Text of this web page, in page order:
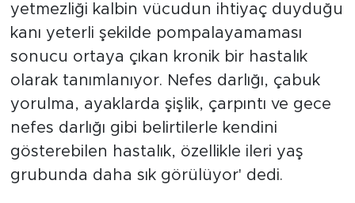
yetmezliği kalbin vücudun ihtiyaç duyduğu
kanı yeterli şekilde pompalayamaması
sonucu ortaya çıkan kronik bir hastalık
olarak tanımlanıyor. Nefes darlığı, çabuk
yorulma, ayaklarda şişlik, çarpıntı ve gece
nefes darlığı gibi belirtilerle kendini
gösterebilen hastalık, özellikle ileri yaş
grubunda daha sık görülüyor' dedi.